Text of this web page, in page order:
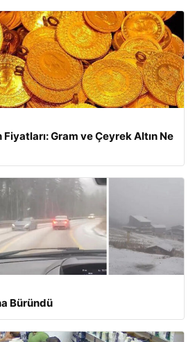
Fiyatları: Gram ve Çeyrek Altın Ne
Büründü